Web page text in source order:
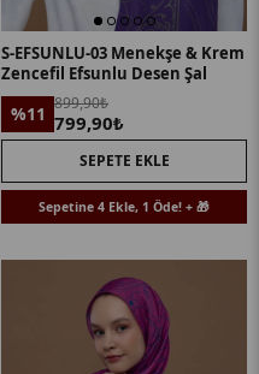
S-EFSUNLU-03 Menekşe & Krem
Zencefil Efsunlu Desen Şal
%11 899,90₺
799,90₺
SEPETE EKLE
Sepetine 4 Ekle, 1 Öde! + 🎁